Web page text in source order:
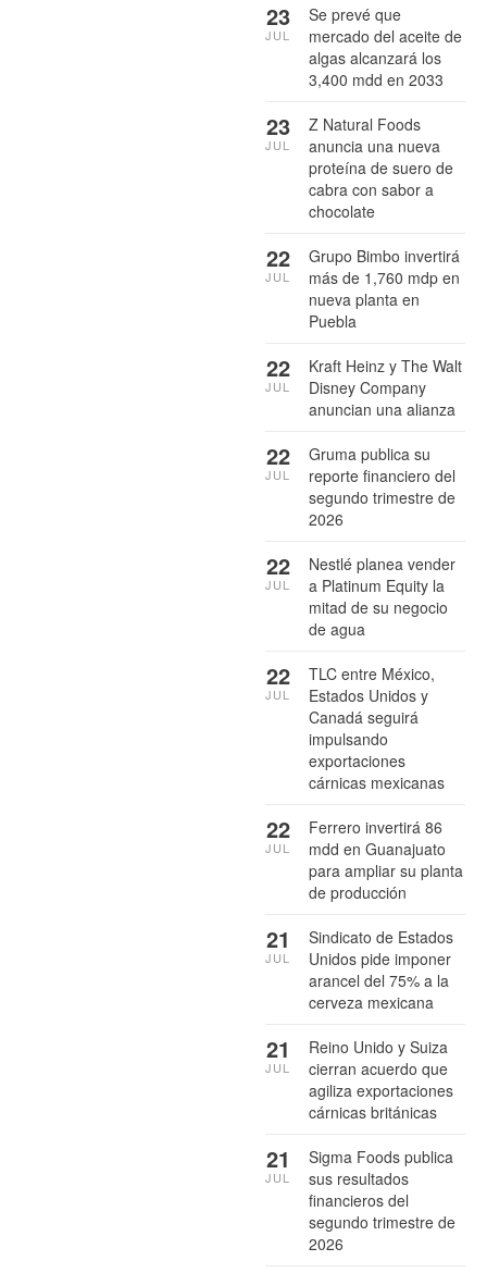
Se prevé que
mercado del aceite de
algas alcanzará los
3,400 mdd en 2033
23
JUL
Z Natural Foods
anuncia una nueva
proteína de suero de
cabra con sabor a
chocolate
23
JUL
Grupo Bimbo invertirá
más de 1,760 mdp en
nueva planta en
Puebla
22
JUL
Kraft Heinz y The Walt
Disney Company
anuncian una alianza
22
JUL
Gruma publica su
reporte financiero del
segundo trimestre de
2026
22
JUL
Nestlé planea vender
a Platinum Equity la
mitad de su negocio
de agua
22
JUL
TLC entre México,
Estados Unidos y
Canadá seguirá
impulsando
exportaciones
cárnicas mexicanas
22
JUL
Ferrero invertirá 86
mdd en Guanajuato
para ampliar su planta
de producción
22
JUL
Sindicato de Estados
Unidos pide imponer
arancel del 75% a la
cerveza mexicana
21
JUL
Reino Unido y Suiza
cierran acuerdo que
agiliza exportaciones
cárnicas británicas
21
JUL
Sigma Foods publica
sus resultados
financieros del
segundo trimestre de
2026
21
JUL